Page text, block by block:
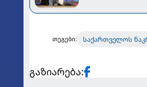
თეგები: საქართველოს
გაზიარება: